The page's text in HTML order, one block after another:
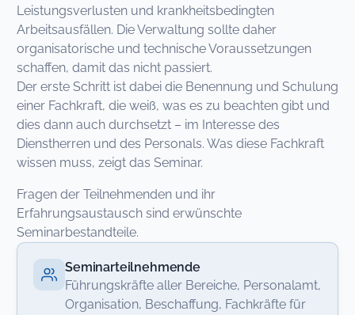
Leistungsverlusten und krankheitsbedingten
Arbeitsausfällen. Die Verwaltung sollte daher
organisatorische und technische Voraussetzungen
schaffen, damit das nicht passiert.
Der erste Schritt ist dabei die Benennung und Schulung
einer Fachkraft, die weiß, was es zu beachten gibt und
dies dann auch durchsetzt – im Interesse des
Dienstherren und des Personals. Was diese Fachkraft
wissen muss, zeigt das Seminar.
Fragen der Teilnehmenden und ihr
Erfahrungsaustausch sind erwünschte
Seminarbestandteile.
Seminarteilnehmende
Führungskräfte aller Bereiche, Personalamt,
Organisation, Beschaffung, Fachkräfte für